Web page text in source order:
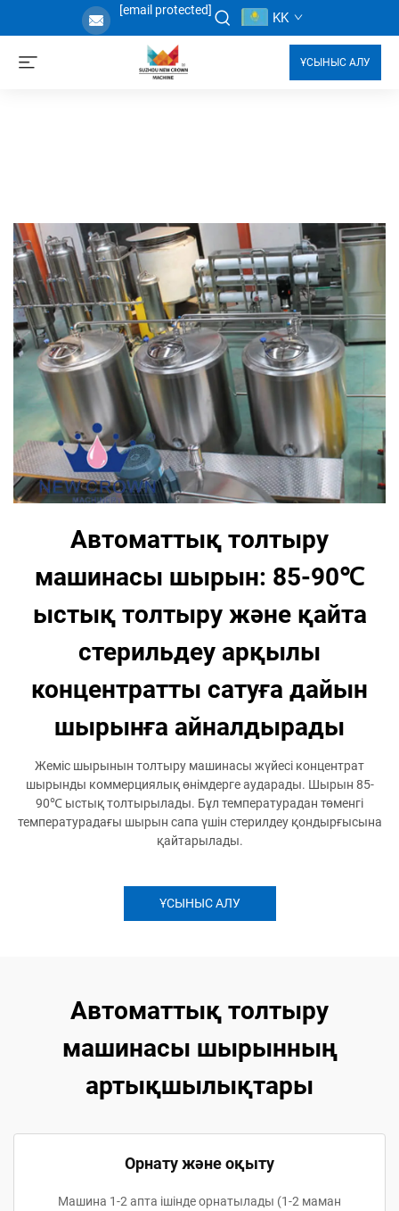
[email protected] KK
ҰСЫНЫС АЛУ
Автоматтық толтыру
машинасы шырын: 85-90℃
ыстық толтыру және қайта
стерильдеу арқылы
концентратты сатуға дайын
шырынға айналдырады
Жеміс шырынын толтыру машинасы жүйесі концентрат
шырынды коммерциялық өнімдерге аударады. Шырын 85-
90℃ ыстық толтырылады. Бұл температурадан төменгі
температурадағы шырын сапа үшін стерилдеу қондырғысына
қайтарылады.
ҰСЫНЫС АЛУ
Автоматтық толтыру
машинасы шырынның
артықшылықтары
Орнату және оқыту
Машина 1-2 апта ішінде орнатылады (1-2 маман